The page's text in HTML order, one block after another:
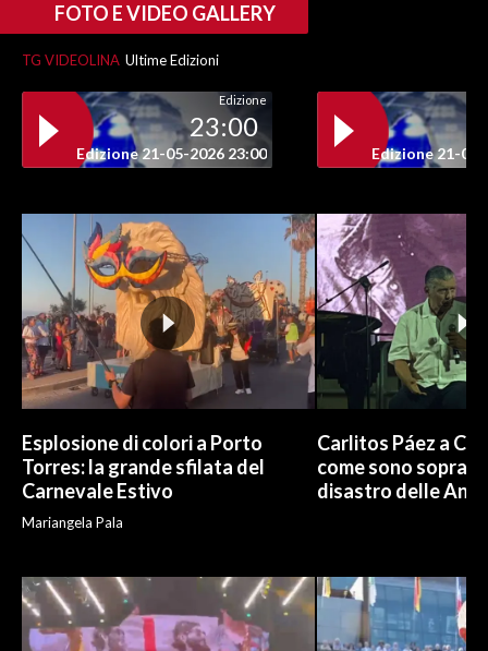
FOTO E VIDEO GALLERY
TG VIDEOLINA Ultime Edizioni
Edizione
23:00
Edizione 21-05-2026 23:00 Edizione 21-05-
Esplosione di colori a Porto
Torres: la grande sfilata del
Carnevale Estivo
Mariangela Pala
Carlitos Páez a
come sono
disastro delle